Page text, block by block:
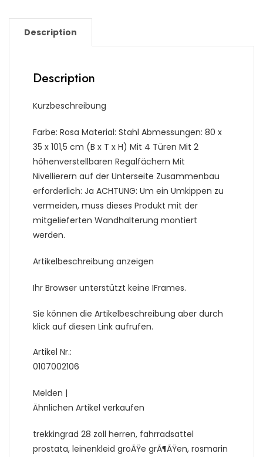
Description
Description
Kurzbeschreibung
Farbe: Rosa Material: Stahl Abmessungen: 80 x
35 x 101,5 cm (B x T x H) Mit 4 Türen Mit 2
höhenverstellbaren Regalfächern Mit
Nivellierern auf der Unterseite Zusammenbau
erforderlich: Ja ACHTUNG: Um ein Umkippen zu
vermeiden, muss dieses Produkt mit der
mitgelieferten Wandhalterung montiert
werden.
Artikelbeschreibung anzeigen
Ihr Browser unterstützt keine IFrames.
Sie können die Artikelbeschreibung aber durch
klick auf diesen Link aufrufen.
Artikel Nr.:
0107002106
Melden |
Ähnlichen Artikel verkaufen
trekkingrad 28 zoll herren, fahrradsattel
prostata, leinenkleid groÃŸe grÃ¶ÃŸen, rosmarin